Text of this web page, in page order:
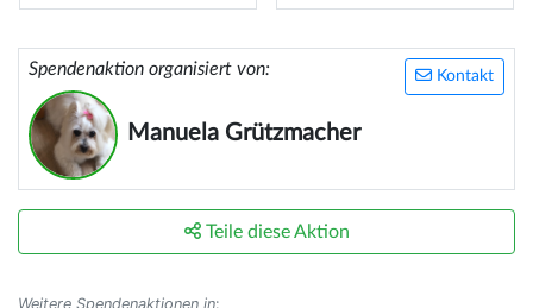
Kontakt
Spendenaktion organisiert von:
Manuela Grützmacher
Teile diese Aktion
Weitere Spendenaktionen in: